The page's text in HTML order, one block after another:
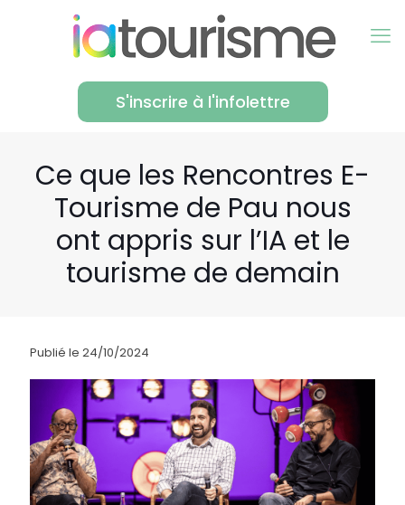
S'inscrire à l'infolettre
Ce que les Rencontres E-
Tourisme de Pau nous
ont appris sur l’IA et le
tourisme de demain
Publié le 24/10/2024